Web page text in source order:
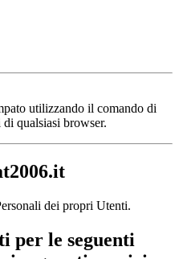
utilizzando il comando di
di qualsiasi browser.
dei propri Utenti.
per le seguenti